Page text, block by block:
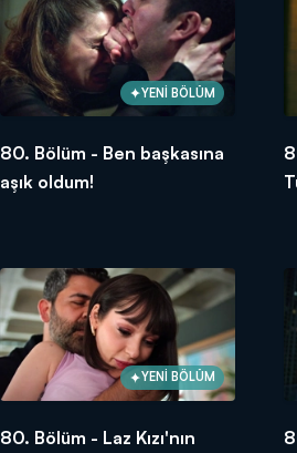
YENİ BÖLÜM
80. Bölüm - Ben başkasına
aşık oldum!
YENİ BÖLÜM
80. Bölüm - Laz Kızı'nın